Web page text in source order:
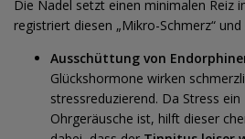
Die Nadel setzt einen minimalen Reiz
registriert diesen „Mikro-Schmerz“
Ausschüttung von
Glückshormone wirken
stressreduzierend. Da Stress
Ohrgeräusche ist, hilft dieser